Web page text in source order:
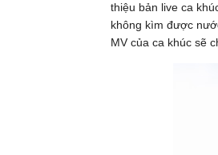
thiệu bản live ca
không kìm được
MV của ca khúc sẽ